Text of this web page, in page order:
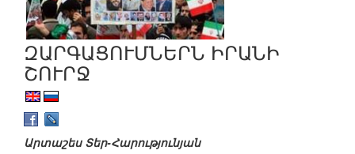
ԶԱՐԳԱՑՈՒՄՆԵՐՆ ԻՐԱՆԻ
ՇՈՒՐՋ
Արտաշես Տեր-Հարությունյան